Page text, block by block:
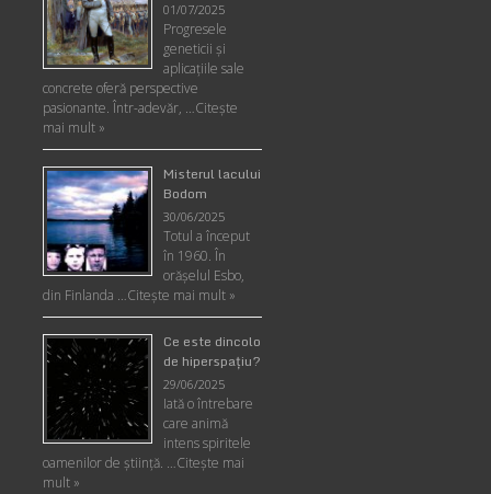
01/07/2025
Progresele
geneticii şi
aplicaţiile sale
concrete oferă perspective
pasionante. Într-adevăr, …Citește
mai mult »
Misterul lacului
Bodom
30/06/2025
Totul a început
în 1960. În
orășelul Esbo,
din Finlanda …Citește mai mult »
Ce este dincolo
de hiperspaţiu?
29/06/2025
Iată o întrebare
care animă
intens spiritele
oamenilor de ştiinţă. …Citește mai
mult »